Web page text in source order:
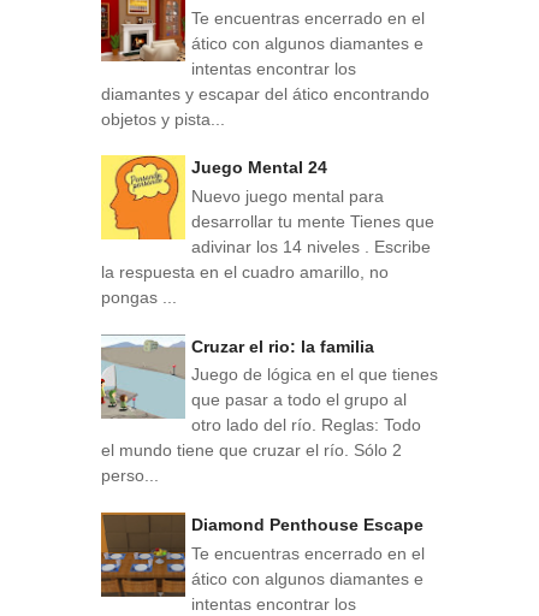
Te encuentras encerrado en el
ático con algunos diamantes e
intentas encontrar los
diamantes y escapar del ático encontrando
objetos y pista...
Juego Mental 24
Nuevo juego mental para
desarrollar tu mente Tienes que
adivinar los 14 niveles . Escribe
la respuesta en el cuadro amarillo, no
pongas ...
Cruzar el rio: la familia
Juego de lógica en el que tienes
que pasar a todo el grupo al
otro lado del río. Reglas: Todo
el mundo tiene que cruzar el río. Sólo 2
perso...
Diamond Penthouse Escape
Te encuentras encerrado en el
ático con algunos diamantes e
intentas encontrar los